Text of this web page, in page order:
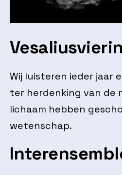
Wij luisteren ieder jaar
ter herdenking van de
lichaam hebben
wetenschap.